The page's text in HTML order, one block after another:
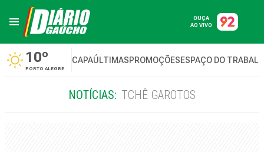
OUÇA
AO VIVO
10º
PORTO ALEGRE
CAPAÚLTIMASPROMOÇÕESESPAÇO DO
NOTÍCIAS: TCHÊ GAROTOS